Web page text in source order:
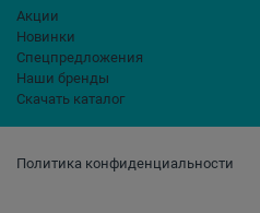
Политика конфиденциальности
Акции
Новинки
Спецпредложения
Наши бренды
Скачать каталог